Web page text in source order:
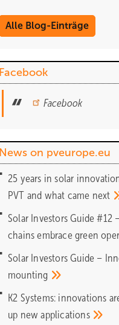
Alle Blog-Einträge
Facebook
Facebook
News on pveurope.eu
25 years in solar
PVT and what came next
Solar Investors Guide #12
chains embrace green
Solar Investors Guide –
mounting
K2 Systems: innovations
up newapplications